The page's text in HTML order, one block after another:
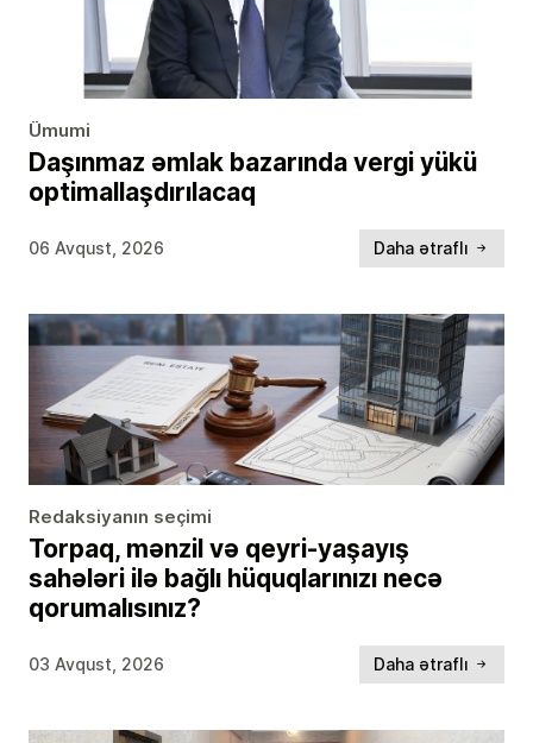
Ümumi
Daşınmaz əmlak bazarında vergi yükü
optimallaşdırılacaq
06 Avqust, 2026 Daha ətraflı
Redaksiyanın seçimi
Torpaq, mənzil və qeyri-yaşayış
sahələri ilə bağlı hüquqlarınızı necə
qorumalısınız?
03 Avqust, 2026 Daha ətraflı